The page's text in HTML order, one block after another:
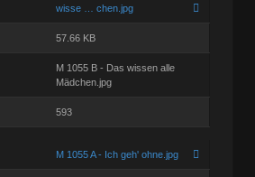
wisse … chen.jpg
57.66 KB
M 1055 B - Das wissen alle
Mädchen.jpg
593
M 1055 A - Ich geh' ohne.jpg